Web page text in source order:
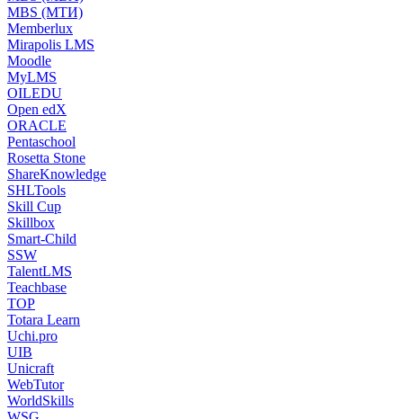
MBS (МТИ)
Memberlux
Mirapolis LMS
Moodle
MyLMS
OILEDU
Open edX
ORACLE
Pentaschool
Rosetta Stone
ShareKnowledge
SHLTools
Skill Cup
Skillbox
Smart-Child
SSW
TalentLMS
Teachbase
TOP
Totara Learn
Uchi.pro
UIB
Unicraft
WebTutor
WorldSkills